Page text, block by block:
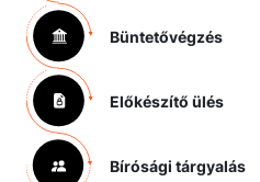
Büntetővégzés
Előkészítő ülés
Bírósági tárgyalás